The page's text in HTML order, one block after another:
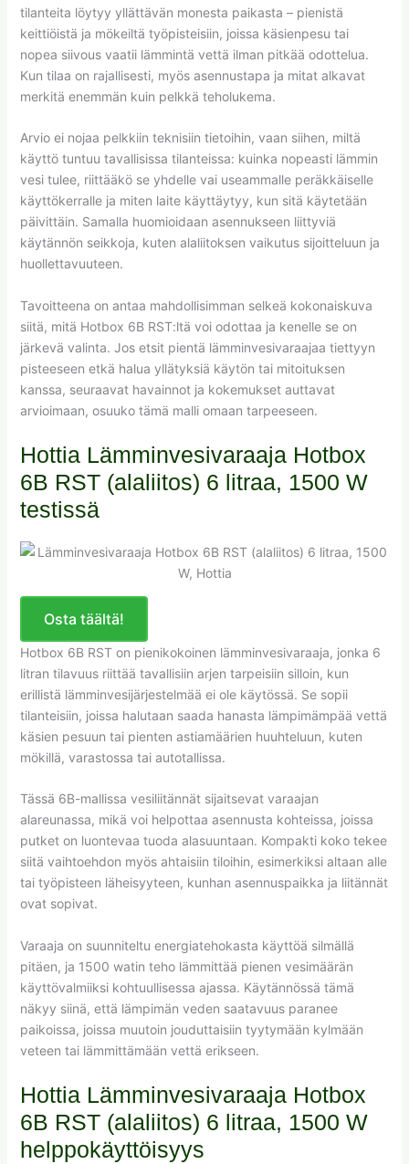
tilanteita löytyy yllättävän monesta paikasta – pienistä
keittiöistä ja mökeiltä työpisteisiin, joissa käsienpesu tai
nopea siivous vaatii lämmintä vettä ilman pitkää odottelua.
Kun tilaa on rajallisesti, myös asennustapa ja mitat alkavat
merkitä enemmän kuin pelkkä teholukema.
Arvio ei nojaa pelkkiin teknisiin tietoihin, vaan siihen, miltä
käyttö tuntuu tavallisissa tilanteissa: kuinka nopeasti lämmin
vesi tulee, riittääkö se yhdelle vai useammalle peräkkäiselle
käyttökerralle ja miten laite käyttäytyy, kun sitä käytetään
päivittäin. Samalla huomioidaan asennukseen liittyviä
käytännön seikkoja, kuten alaliitoksen vaikutus sijoitteluun ja
huollettavuuteen.
Tavoitteena on antaa mahdollisimman selkeä kokonaiskuva
siitä, mitä Hotbox 6B RST:ltä voi odottaa ja kenelle se on
järkevä valinta. Jos etsit pientä lämminvesivaraajaa tiettyyn
pisteeseen etkä halua yllätyksiä käytön tai mitoituksen
kanssa, seuraavat havainnot ja kokemukset auttavat
arvioimaan, osuuko tämä malli omaan tarpeeseen.
Hottia Lämminvesivaraaja Hotbox
6B RST (alaliitos) 6 litraa, 1500 W
testissä
Osta täältä!
Hotbox 6B RST on pienikokoinen lämminvesivaraaja, jonka 6
litran tilavuus riittää tavallisiin arjen tarpeisiin silloin, kun
erillistä lämminvesijärjestelmää ei ole käytössä. Se sopii
tilanteisiin, joissa halutaan saada hanasta lämpimämpää vettä
käsien pesuun tai pienten astiamäärien huuhteluun, kuten
mökillä, varastossa tai autotallissa.
Tässä 6B-mallissa vesiliitännät sijaitsevat varaajan
alareunassa, mikä voi helpottaa asennusta kohteissa, joissa
putket on luontevaa tuoda alasuuntaan. Kompakti koko tekee
siitä vaihtoehdon myös ahtaisiin tiloihin, esimerkiksi altaan alle
tai työpisteen läheisyyteen, kunhan asennuspaikka ja liitännät
ovat sopivat.
Varaaja on suunniteltu energiatehokasta käyttöä silmällä
pitäen, ja 1500 watin teho lämmittää pienen vesimäärän
käyttövalmiiksi kohtuullisessa ajassa. Käytännössä tämä
näkyy siinä, että lämpimän veden saatavuus paranee
paikoissa, joissa muutoin jouduttaisiin tyytymään kylmään
veteen tai lämmittämään vettä erikseen.
Hottia Lämminvesivaraaja Hotbox
6B RST (alaliitos) 6 litraa, 1500 W
helppokäyttöisyys